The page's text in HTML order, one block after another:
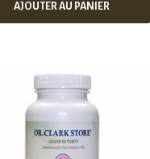
AJOUTER AU PANIER